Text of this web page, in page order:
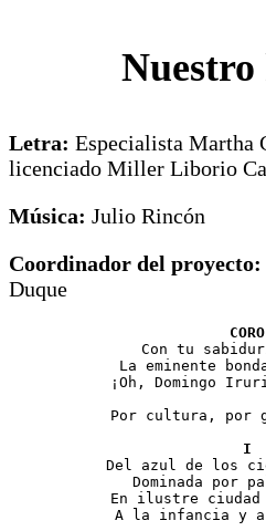
Letra: Especialista Martha
licenciado Miller Liborio
Música: Julio Rincón
Coordinador del proyecto:
Duque
CORO
Con tu
La eminente
¡Oh, Domingo
Por cultura, por
I
Del azul de los
Dominada por
En ilustre ciudad
A la infancia y